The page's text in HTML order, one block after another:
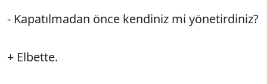
- Kapatılmadan önce kendiniz mi yönetirdiniz?
+ Elbette.